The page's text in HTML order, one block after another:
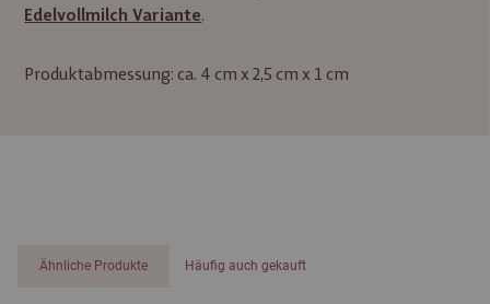
Edelvollmilch Variante.
Produktabmessung: ca. 4 cm x 2,5 cm x 1 cm
Ähnliche Produkte Häufig auch gekauft